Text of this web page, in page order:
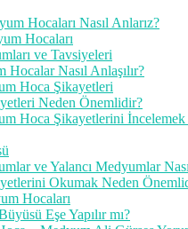
Hocaları Nasıl Anlarız?
Hocaları
ve Tavsiyeleri
Hocalar Nasıl Anlaşılır?
Hoca Şikayetleri
Neden Önemlidir?
Hoca Şikayetlerini İncelemek
ve Yalancı Medyumlar
Okumak Neden
Hocaları
Eşe Yapılır mı?